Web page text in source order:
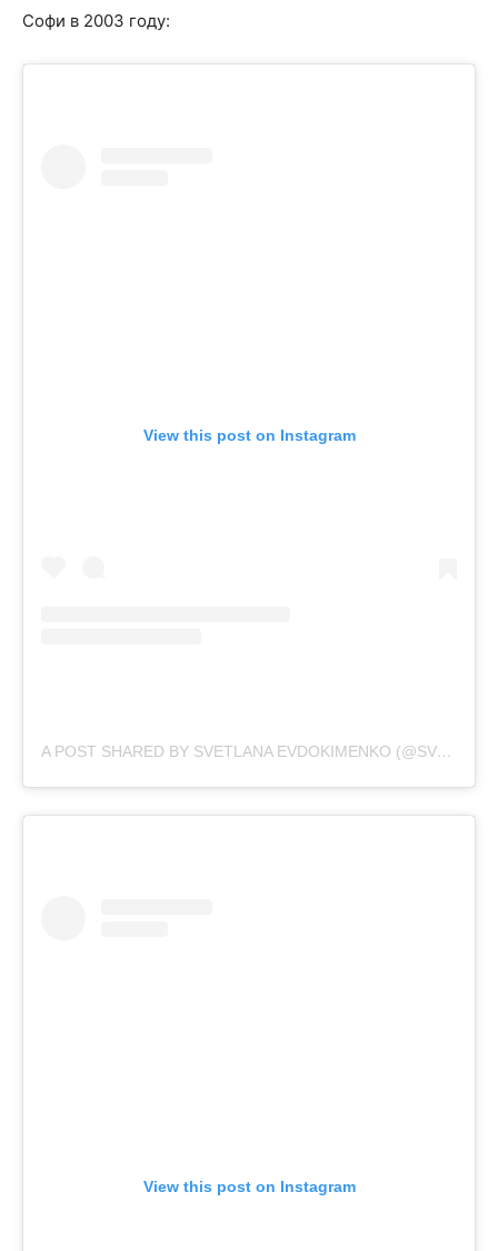
Софи в 2003 году:
View this post on Instagram
A POST SHARED BY SVETLANA EVDOKIMENKO (@SVETIKA)
View this post on Instagram